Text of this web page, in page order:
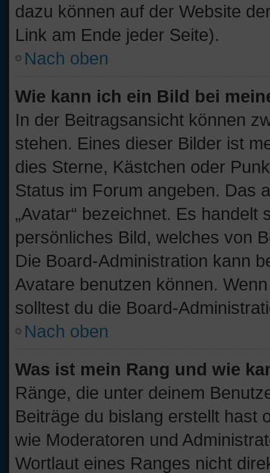
dazu können auf der Website
Link am Ende jeder Seite).
Nach oben
Wie kann ich ein Bild bei
In der Beitragsansicht können
stehen. Eines dieser Bilder ist
dies Sterne, Kästchen oder
Status im Forum angeben. Das
„Avatar“ bezeichnet. Es
persönliches Bild, welches von
Die Board-Administration kann
Avatare benutzen können.
solltest du die Board-
Nach oben
Was ist mein Rang und wie
Ränge, die unter deinem
Beiträge du bislang erstellt hast
wie Moderatoren und
Wortlaut eines Ranges nicht